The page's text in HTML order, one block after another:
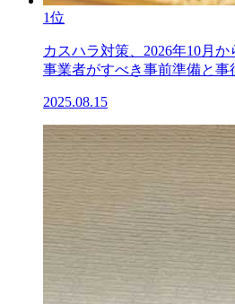
1位
カスハラ対策、2026年10月
事業者がすべき事前準備と事
2025.08.15